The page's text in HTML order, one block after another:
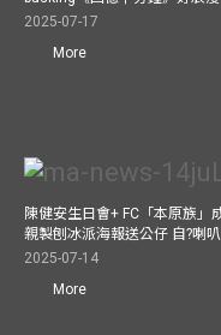
2025-07-17
More
陳健安生日會+ FC「本原族」
親製刨冰派海報送公仔 自?喇
2025-07-14
More